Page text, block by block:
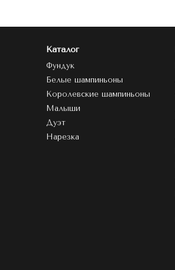
Каталог
Фундук
Белые шампиньоны
Королевские шампиньоны
Малыши
Дуэт
Нарезка